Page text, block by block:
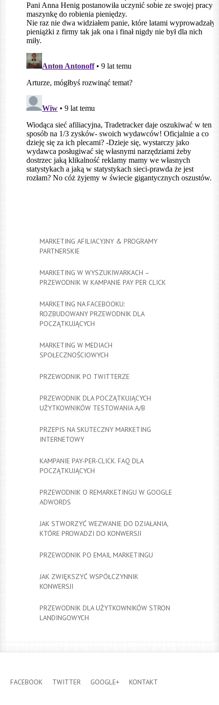
MARKETING AFILIACYJNY & PROGRAMY
PARTNERSKIE
MARKETING W WYSZUKIWARKACH –
PRZEWODNIK W KAMPANIE PAY PER CLICK
MARKETING NA FACEBOOKU:
ROZBUDOWANY PRZEWODNIK DLA
POCZĄTKUJĄCYCH
MARKETING W MEDIACH
SPOŁECZNOŚCIOWYCH
PRZEWODNIK PO TWITTERZE
PRZEWODNIK DLA POCZĄTKUJĄCYCH
UŻYTKOWNIKÓW TESTOWANIA A/B
PRZEPIS NA SKUTECZNY MARKETING
INTERNETOWY
KAMPANIE PAY-PER-CLICK. FAQ DLA
POCZĄTKUJĄCYCH
PRZEWODNIK O REMARKETINGU W GOOGLE
ADWORDS
JAK STWORZYĆ WEZWANIE DO DZIAŁANIA,
KTÓRE PROWADZI DO KONWERSJI
PRZEWODNIK PO EMAIL MARKETINGU
JAK ZWIĘKSZYĆ WSPÓŁCZYNNIK
KONWERSJI
PRZEWODNIK DLA UŻYTKOWNIKÓW STRON
LANDINGOWYCH
FACEBOOK TWITTER GOOGLE+ KONTAKT